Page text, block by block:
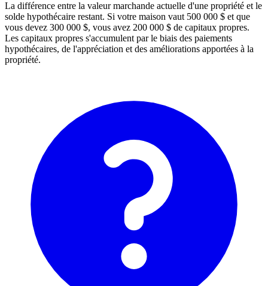
La différence entre la valeur marchande actuelle d'une propriété et le
solde hypothécaire restant. Si votre maison vaut 500 000 $ et que
vous devez 300 000 $, vous avez 200 000 $ de capitaux propres.
Les capitaux propres s'accumulent par le biais des paiements
hypothécaires, de l'appréciation et des améliorations apportées à la
propriété.